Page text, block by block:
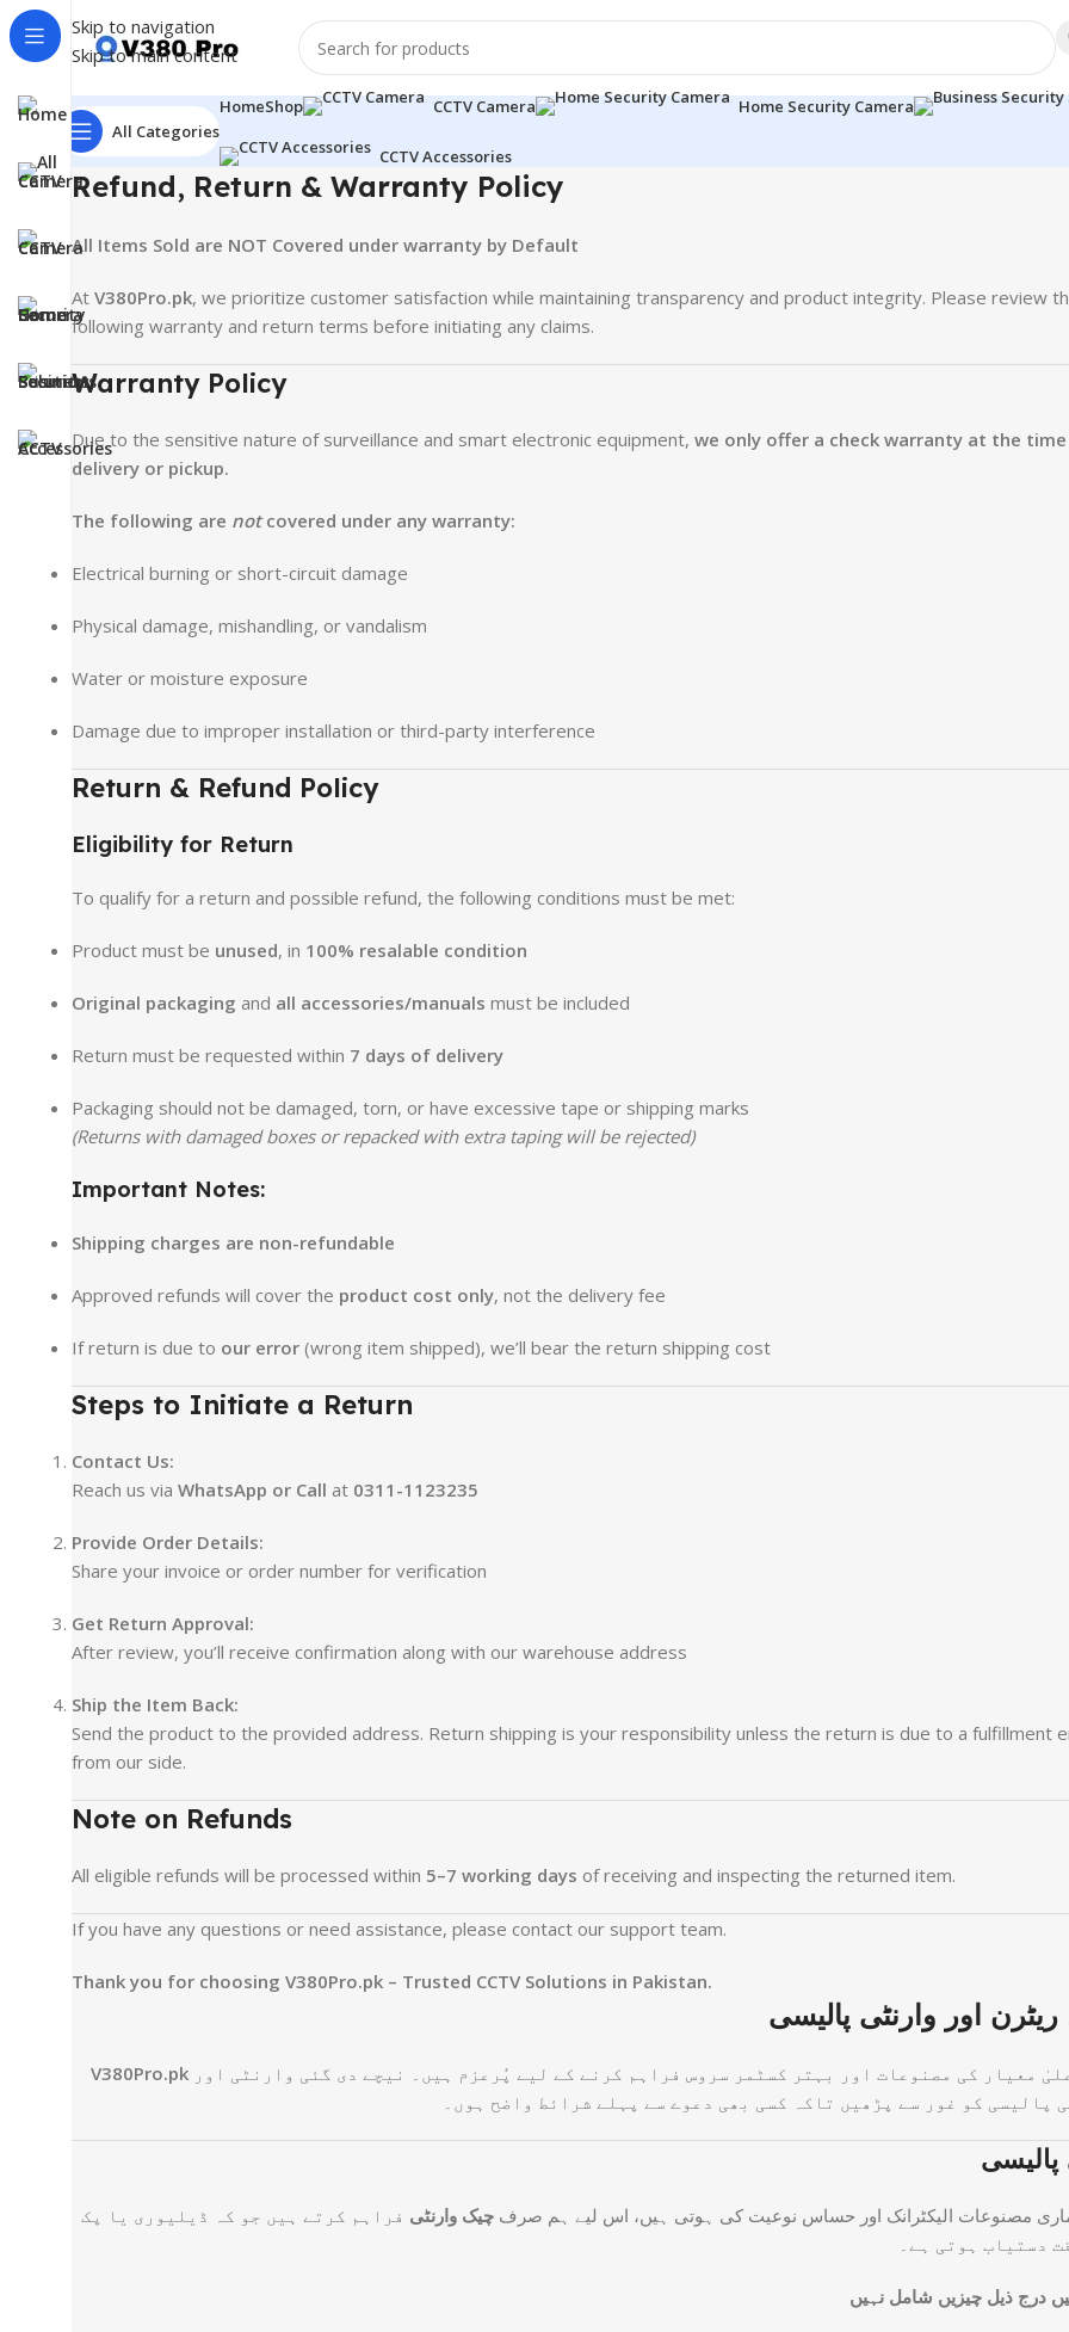
Skip to navigation
Skip to main content
All Categories
HomeShop CCTV Camera Home Security Camera
CCTV Accessories
Refund, Return & Warranty Policy
All Items Sold are NOT Covered under warranty by Default
At V380Pro.pk, we prioritize customer satisfaction while maintaining transparency and product integrity. Please review
following warranty and return terms before initiating any claims.
Warranty Policy
Due to the sensitive nature of surveillance and smart electronic equipment, we only offer a check warranty at the
delivery or pickup.
The following are notcovered under any warranty:
Electrical burning or short-circuit damage
Physical damage, mishandling, or vandalism
Water or moisture exposure
Damage due to improper installation or third-party interference
Return & Refund Policy
Eligibility for Return
To qualify for a return and possible refund, the following conditions must be met:
Product must be unused, in 100% resalable condition
Original packaging and all accessories/manuals must be included
Return must be requested within 7 days of delivery
Packaging should not be damaged, torn, or have excessive tape or shipping marks
(Returns with damaged boxes or repacked with extra taping will be rejected)
Important Notes:
Shipping charges are non-refundable
Approved refunds will cover the product cost only, not the delivery fee
If return is due to our error (wrong item shipped), we’ll bear the return shipping cost
Steps to Initiate a Return
Contact Us:
Reach us via WhatsApp or Call at 0311-1123235
Provide Order Details:
Share your invoice or order number for verification
Get Return Approval:
After review, you’ll receive confirmation along with our warehouse address
Ship the Item Back:
Send the product to the provided address. Return shipping is your responsibility unless the return is due to a fulfillment
from our side.
Note on Refunds
All eligible refunds will be processed within 5–7 working days of receiving and inspecting the returned item.
If you have any questions or need assistance, please contact our support team.
Thank you for choosing V380Pro.pk – Trusted CCTV Solutions in Pakistan.
ریٹرن اور وارنٹی پالیسی
V380Pro.pkپر ہم اعلیٰ معیار کی مصنوعات اور بہتر کسٹمر سروس فراہم کرنے کے لیے پُرعزم ہیں۔ نیچے دی گئی وارنٹی اور
پالیسی کو غور سے پڑھیں تاکہ کسی بھی دعوے سے پہلے شرائط واضح ہوں۔
پالیسی
مصنوعات الیکٹرانک اور حساس نوعیت کی ہوتی ہیں، اس لیے ہم صرفچیک وارنٹی فراہم کرتے ہیں جو کہ ڈیلیوری یا پک
دستیاب ہوتی ہے۔